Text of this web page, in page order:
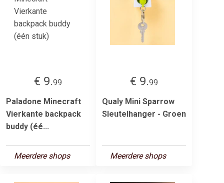
€ 9.99
Paladone Minecraft
Vierkante backpack
buddy (éé...
Meerdere shops
€ 9.99
Qualy Mini Sparrow
Sleutelhanger - Groen
Meerdere shops